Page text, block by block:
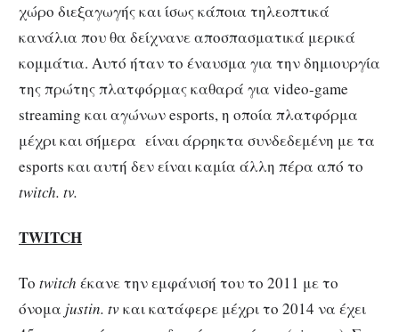
χώρο διεξαγωγής και ίσως κάποια τηλεοπτικά
κανάλια που θα δείχνανε αποσπασματικά μερικά
κομμάτια. Αυτό ήταν το έναυσμα για την δημιουργία
της πρώτης πλατφόρμας καθαρά για video-game
streaming και αγώνων esports, η οποία πλατφόρμα
μέχρι και σήμερα είναι άρρηκτα συνδεδεμένη με τα
esports και αυτή δεν είναι καμία άλλη πέρα από το
twitch. tv.
TWITCH
Το twitch έκανε την εμφάνισή του το 2011 με το
όνομα justin. tvκαι κατάφερε μέχρι το 2014 να έχει